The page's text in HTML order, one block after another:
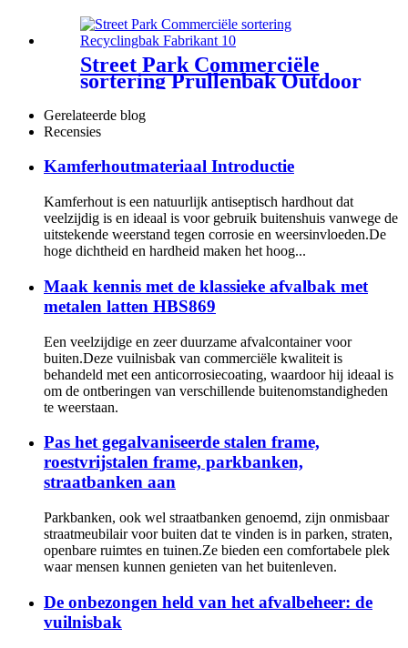
compartimenten
Street Park Commerciële
sortering Prullenbak Outdoor
Fabrikant
Gerelateerde blog
Recensies
Kamferhoutmateriaal Introductie
Kamferhout is een natuurlijk antiseptisch hardhout dat
veelzijdig is en ideaal is voor gebruik buitenshuis vanwege de
uitstekende weerstand tegen corrosie en weersinvloeden.De
hoge dichtheid en hardheid maken het hoog...
Maak kennis met de klassieke afvalbak met
metalen latten HBS869
Een veelzijdige en zeer duurzame afvalcontainer voor
buiten.Deze vuilnisbak van commerciële kwaliteit is
behandeld met een anticorrosiecoating, waardoor hij ideaal is
om de ontberingen van verschillende buitenomstandigheden
te weerstaan.
Pas het gegalvaniseerde stalen frame,
roestvrijstalen frame, parkbanken,
straatbanken aan
Parkbanken, ook wel straatbanken genoemd, zijn onmisbaar
straatmeubilair voor buiten dat te vinden is in parken, straten,
openbare ruimtes en tuinen.Ze bieden een comfortabele plek
waar mensen kunnen genieten van het buitenleven.
De onbezongen held van het afvalbeheer: de
vuilnisbak